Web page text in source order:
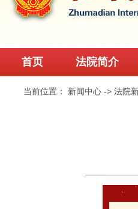
首页 法院简介
当前位置： 新闻中心 ->法院